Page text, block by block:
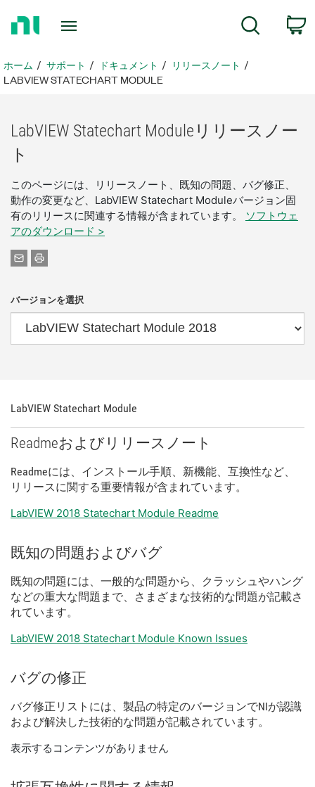
ペ
ー
ホーム サポート ドキュメント
リリースノート
LABVIEW STATECHART MODULE
LabVIEW Statechart Module リリース ノー
ト
このページには、リリースノート、既知の問題、バグ修正、
動作の変更など、LabVIEW Statechart Moduleバージョン固
有のリリースに関連する情報が含まれています。
ソフトウェ
アのダウンロード >
バージョンを選択
LabVIEW Statechart Module
Readmeおよび リリース ノート
Readmeには、 インストール手順、 新機能、 互換性など、
リリースに関する重要情報が含 まれてい ます。
LabVIEW 2018 Statechart Module Readme
既知の問題およびバグ
既知の問題には、 一般的な問題から、 クラッシュやハング
などの重大な問題 まで、 さまざま な技術的な問題が記載さ
れてい ます。
LabVIEW 2018 Statechart Module Known Issues
バグの修正
バグ修正 リスト には、 製品の特定のバージョンでNIが認識
および解決した技術的な問題が記載されてい ます。
表示するコンテンツがありません